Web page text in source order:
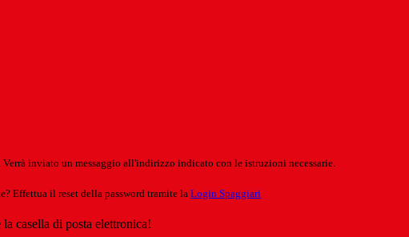
Verrà inviato un messaggio all'indirizzo indicato con le istruzioni necessarie.
Effettua il reset della password tramite la Login Spaggiari
casella di posta elettronica!